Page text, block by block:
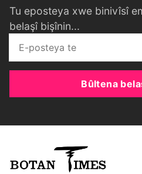
Tu eposteya xwe binivîsî
belaşî bişînin...
Bûltena